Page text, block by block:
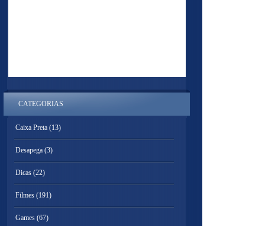
CATEGORIAS
Caixa Preta (13)
Desapega (3)
Dicas (22)
Filmes (191)
Games (67)